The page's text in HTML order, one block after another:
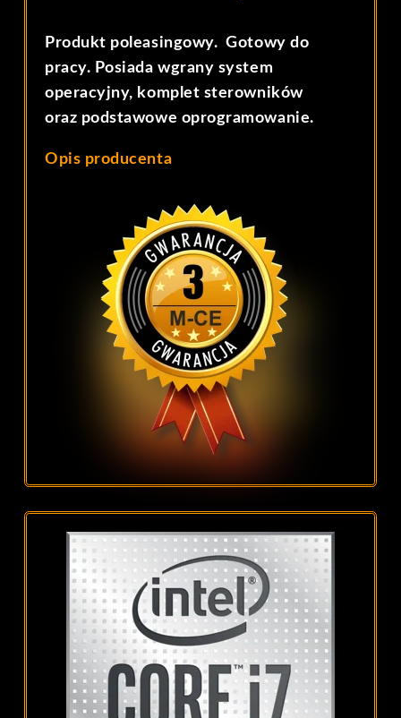
Produkt poleasingowy. Gotowy do
pracy. Posiada wgrany system
operacyjny, komplet sterowników
oraz podstawowe oprogramowanie.
Opis producenta